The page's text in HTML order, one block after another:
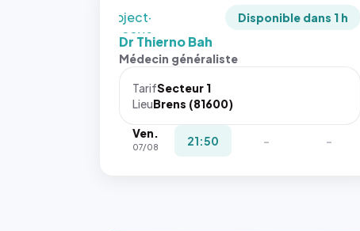
`object-
fit: cover`.
Sans ces
navigateur
pas la
place, et
Disponible dans 1 h
Dr Thierno Bah
Médecin généraliste
TarifSecteur 1
LieuBrens (81600)
Ven.
07/08 21:50 - -